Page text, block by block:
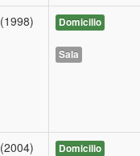
(1998) Domicilio
Sala
(2004) Domicilio